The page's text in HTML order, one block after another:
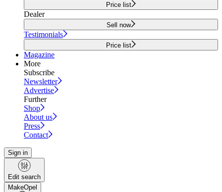
Price list
Dealer
Sell now
Testimonials
Price list
Magazine
More
Subscribe
Newsletter
Advertise
Further
Shop
About us
Press
Contact
Sign in
Edit search
MakeOpel